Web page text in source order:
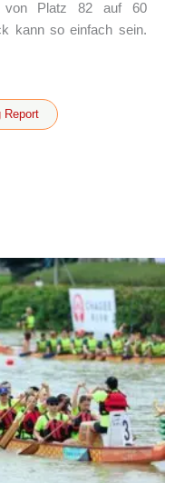
von Platz 82 auf 60
kann so einfach sein.
Report